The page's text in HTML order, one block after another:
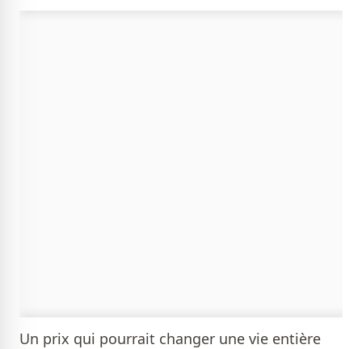
Un prix qui pourrait changer une vie entière